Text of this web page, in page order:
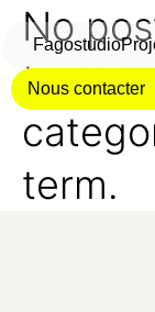
Fagostudio
Nous contacter
No
tag,
term.